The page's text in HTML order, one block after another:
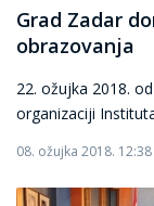
Grad Zadar
obrazovanja
22. ožujka 2018.
organizaciji
08. ožujka 2018. 12:38